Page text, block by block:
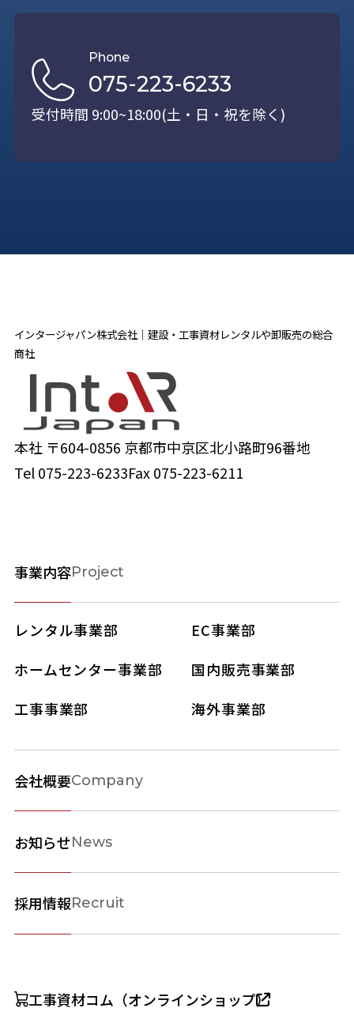
Phone
075-223-6233
受付時間 9:00~18:00(土・日・祝を除く)
インタージャパン株式会社｜建設・工事資材レンタルや卸販売の総合
商社
本社 〒604-0856 京都市中京区北小路町96番地
Tel075-223-6233Fax 075-223-6211
事業内容Project
レンタル事業部
EC事業部
ホームセンター事業部
国内販売事業部
工事事業部
海外事業部
工事資材コム（オンラインショップ）
会社概要Company
お知らせNews
採用情報Recruit